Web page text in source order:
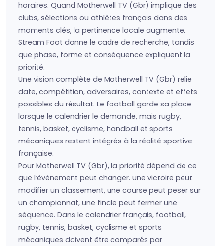
horaires. Quand Motherwell TV (Gbr) implique des
clubs, sélections ou athlètes français dans des
moments clés, la pertinence locale augmente.
Stream Foot donne le cadre de recherche, tandis
que phase, forme et conséquence expliquent la
priorité.
Une vision complète de Motherwell TV (Gbr) relie
date, compétition, adversaires, contexte et effets
possibles du résultat. Le football garde sa place
lorsque le calendrier le demande, mais rugby,
tennis, basket, cyclisme, handball et sports
mécaniques restent intégrés à la réalité sportive
française.
Pour Motherwell TV (Gbr), la priorité dépend de ce
que l’événement peut changer. Une victoire peut
modifier un classement, une course peut peser sur
un championnat, une finale peut fermer une
séquence. Dans le calendrier français, football,
rugby, tennis, basket, cyclisme et sports
mécaniques doivent être comparés par